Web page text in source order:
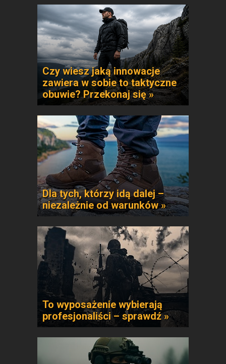
Czy wiesz jaką innowacje
zawiera w sobie to taktyczne
obuwie? Przekonaj się »
Dla tych, którzy idą dalej –
niezależnie od warunków »
To wyposażenie wybierają
profesjonaliści – sprawdź »